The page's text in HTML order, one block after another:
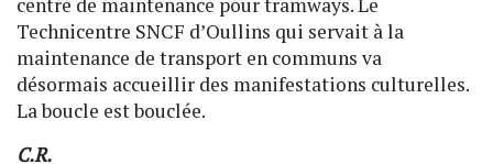
Technicentre SNCF d’Oullins qui servait à la
maintenance de transport en communs va
désormais accueillir des manifestations culturelles.
La boucle est bouclée.
C.R.